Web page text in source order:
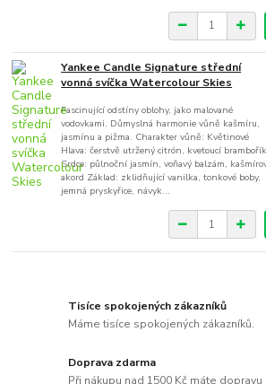
Yankee Candle Signature střední
vonná svíčka Watercolour Skies
Fascinující odstíny oblohy, jako malované
vodovkami. Důmyslná harmonie vůně kašmíru,
jasmínu a pižma. Charakter vůně: Květinové
Hlava: čerstvě utržený citrón, kvetoucí brambořík
Srdce: půlnoční jasmín, voňavý balzám,
akord Základ: zklidňující vanilka, tonkové boby,
jemná pryskyřice, návyk...
Tisíce spokojených zákazníků
Máme tisíce spokojených zákazníků.
Doprava zdarma
Při nákupu nad 1500 Kč máte dopravu